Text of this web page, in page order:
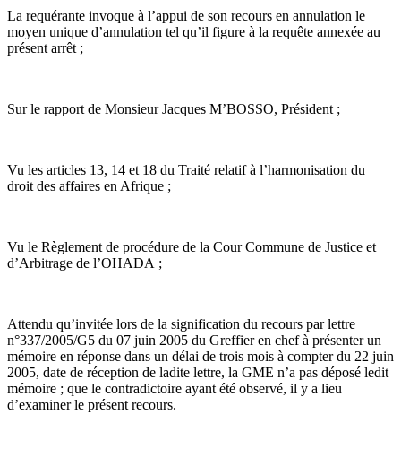
La requérante invoque à l’appui de son recours en annulation le
moyen unique d’annulation tel qu’il figure à la requête annexée au
présent arrêt ;
Sur le rapport de Monsieur Jacques M’BOSSO, Président ;
Vu les articles 13, 14 et 18 du Traité relatif à l’harmonisation du
droit des affaires en Afrique ;
Vu le Règlement de procédure de la Cour Commune de Justice et
d’Arbitrage de l’OHADA ;
Attendu qu’invitée lors de la signification du recours par lettre
n°337/2005/G5 du 07 juin 2005 du Greffier en chef à présenter un
mémoire en réponse dans un délai de trois mois à compter du 22 juin
2005, date de réception de ladite lettre, la GME n’a pas déposé ledit
mémoire ; que le contradictoire ayant été observé, il y a lieu
d’examiner le présent recours.